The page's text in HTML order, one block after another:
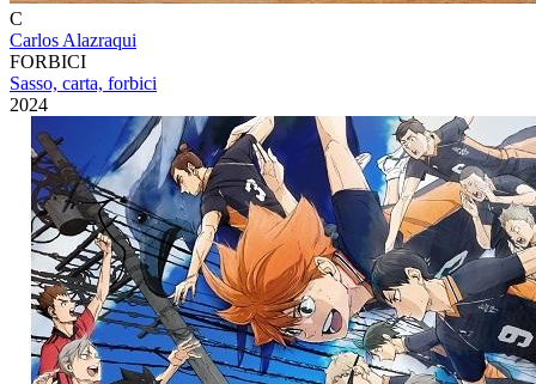
C
Carlos Alazraqui
FORBICI
Sasso, carta, forbici
2024